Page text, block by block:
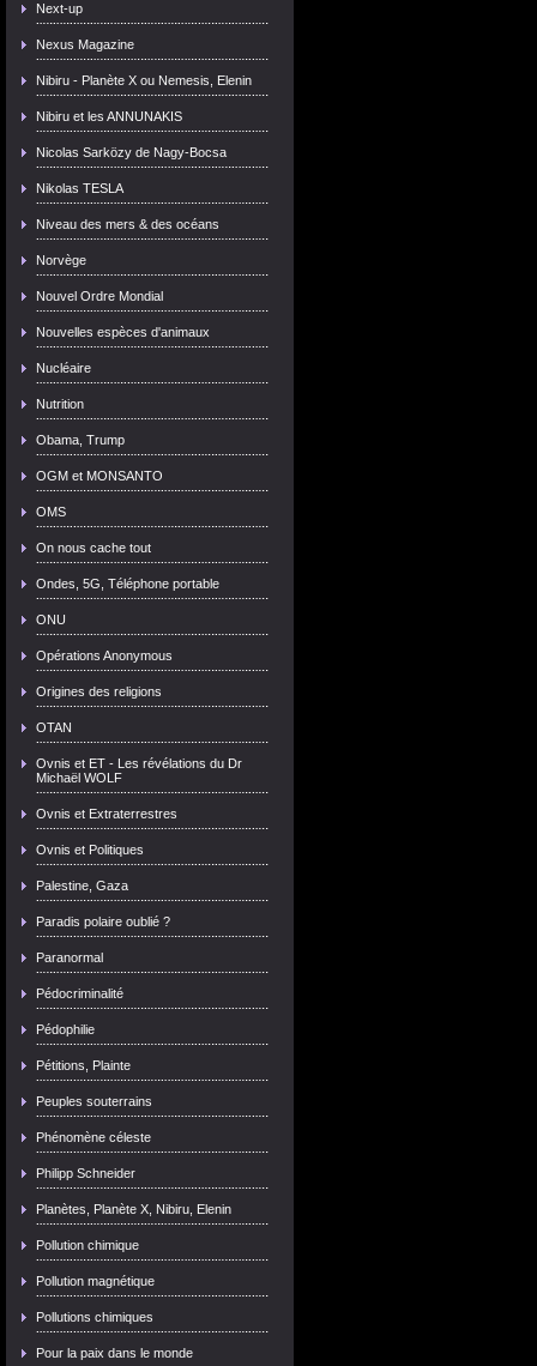
Next-up
Nexus Magazine
Nibiru - Planète X ou Nemesis, Elenin
Nibiru et les ANNUNAKIS
Nicolas Sarközy de Nagy-Bocsa
Nikolas TESLA
Niveau des mers & des océans
Norvège
Nouvel Ordre Mondial
Nouvelles espèces d'animaux
Nucléaire
Nutrition
Obama, Trump
OGM et MONSANTO
OMS
On nous cache tout
Ondes, 5G, Téléphone portable
ONU
Opérations Anonymous
Origines des religions
OTAN
Ovnis et ET - Les révélations du Dr
Michaël WOLF
Ovnis et Extraterrestres
Ovnis et Politiques
Palestine, Gaza
Paradis polaire oublié ?
Paranormal
Pédocriminalité
Pédophilie
Pétitions, Plainte
Peuples souterrains
Phénomène céleste
Philipp Schneider
Planètes, Planète X, Nibiru, Elenin
Pollution chimique
Pollution magnétique
Pollutions chimiques
Pour la paix dans le monde